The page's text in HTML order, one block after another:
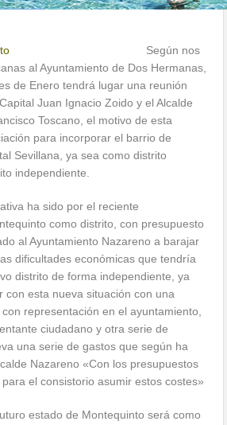
Según nos
al Ayuntamiento de Dos Hermanas,
de Enero tendrá lugar una reunión
Juan Ignacio Zoido y el Alcalde
Toscano, el motivo de esta
para incorporar el barrio de
Sevillana, ya sea como distrito
independiente.
ha sido por el reciente
como distrito, con presupuesto
al Ayuntamiento Nazareno a barajar
dificultades económicas que tendría
distrito de forma independiente, ya
con esta nueva situación con una
representación en el ayuntamiento,
ciudadano y otra serie de
una serie de gastos que según ha
Nazareno «Con los presupuestos
el consistorio asumir estos costes»
estado de Montequinto será como